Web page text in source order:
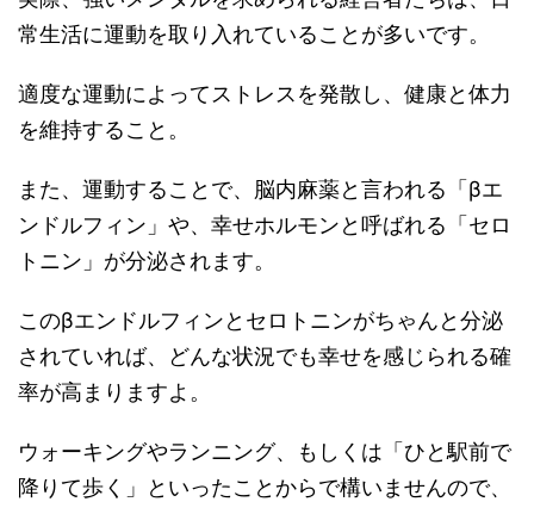
常生活に運動を取り入れていることが多いです。
適度な運動によってストレスを発散し、健康と体力
を維持すること。
また、運動することで、脳内麻薬と言われる「βエ
ンドルフィン」や、幸せホルモンと呼ばれる「セロ
トニン」が分泌されます。
このβエンドルフィンとセロトニンがちゃんと分泌
されていれば、どんな状況でも幸せを感じられる確
率が高まりますよ。
ウォーキングやランニング、もしくは「ひと駅前で
降りて歩く」といったことからで構いませんので、